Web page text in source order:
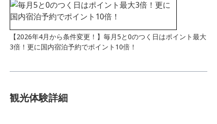
【2026年4月から条件変更！】毎月5と0のつく日はポイント最大
3倍！更に国内宿泊予約でポイント10倍！
観光体験詳細